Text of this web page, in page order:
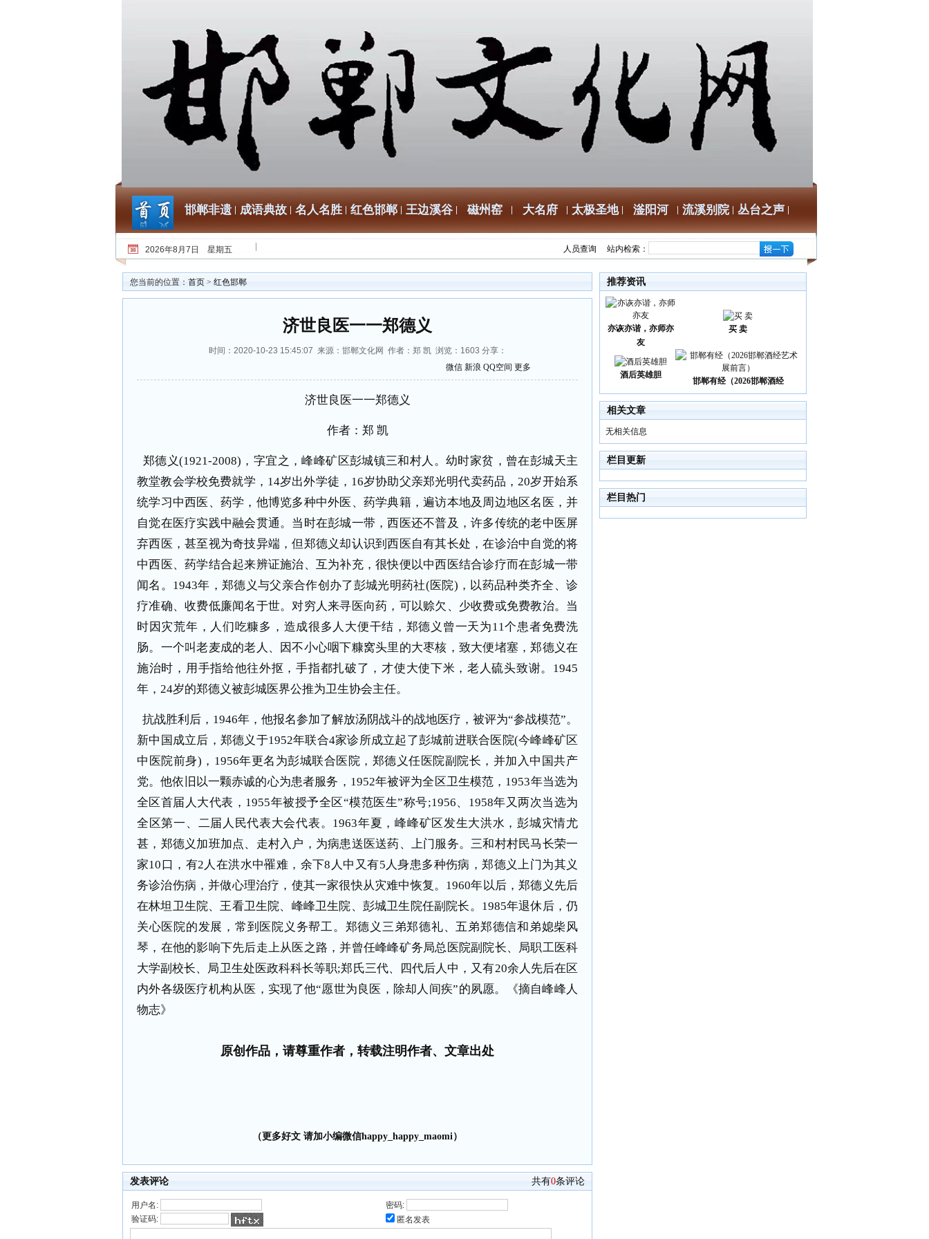
邯郸非遗 成语典故 名人名胜 红色邯郸 王边溪谷 磁州窑 大名府 太极圣地 滏阳河 流溪别院 丛台之声
2026年8月7日 星期五 人员查询 站内检索：
您当前的位置： 首页 > 红色邯郸
济世良医一一郑德义
时间：2020-10-23 15:45:07 来源：邯郸文化网 作者：郑 凯 浏览： 1603 分享：
微信 新浪 QQ空间 更多
济世良医一一郑德义
作者：郑 凯
郑德义(1921-2008)，字宜之，峰峰矿区彭城镇三和村人。幼时家贫，曾在彭城天主
教堂教会学校免费就学，14岁出外学徒，16岁协助父亲郑光明代卖药品，20岁开始系
统学习中西医、药学，他博览多种中外医、药学典籍，遍访本地及周边地区名医，并
自觉在医疗实践中融会贯通。当时在彭城一带，西医还不普及，许多传统的老中医屏
弃西医，甚至视为奇技异端，但郑德义却认识到西医自有其长处，在诊治中自觉的将
中西医、药学结合起来辨证施治、互为补充，很快便以中西医结合诊疗而在彭城一带
闻名。1943年，郑德义与父亲合作创办了彭城光明药社(医院)，以药品种类齐全、诊
疗准确、收费低廉闻名于世。对穷人来寻医向药，可以赊欠、少收费或免费教治。当
时因灾荒年，人们吃糠多，造成很多人大便干结，郑德义曾一天为11个患者免费洗
肠。一个叫老麦成的老人、因不小心咽下糠窝头里的大枣核，致大便堵塞，郑德义在
施治时，用手指给他往外抠，手指都扎破了，才使大使下米，老人硫头致谢。1945
年，24岁的郑德义被彭城医界公推为卫生协会主任。
抗战胜利后，1946年，他报名参加了解放汤阴战斗的战地医疗，被评为“参战模范”。
新中国成立后，郑德义于1952年联合4家诊所成立起了彭城前进联合医院(今峰峰矿区
中医院前身)，1956年更名为彭城联合医院，郑德义任医院副院长，并加入中国共产
党。他依旧以一颗赤诚的心为患者服务，1952年被评为全区卫生模范，1953年当选为
全区首届人大代表，1955年被授予全区“模范医生”称号;1956、1958年又两次当选为
全区第一、二届人民代表大会代表。1963年夏，峰峰矿区发生大洪水，彭城灾情尤
甚，郑德义加班加点、走村入户，为病患送医送药、上门服务。三和村村民马长荣一
家10口，有2人在洪水中罹难，余下8人中又有5人身患多种伤病，郑德义上门为其义
务诊治伤病，并做心理治疗，使其一家很快从灾难中恢复。1960年以后，郑德义先后
在林坦卫生院、王看卫生院、峰峰卫生院、彭城卫生院任副院长。1985年退休后，仍
关心医院的发展，常到医院义务帮工。郑德义三弟郑德礼、五弟郑德信和弟媳柴风
琴，在他的影响下先后走上从医之路，并曾任峰峰矿务局总医院副院长、局职工医科
大学副校长、局卫生处医政科科长等职;郑氏三代、四代后人中，又有20余人先后在区
内外各级医疗机构从医，实现了他“愿世为良医，除却人间疾”的夙愿。《摘自峰峰人
物志》
原创作品，请尊重作者，转载注明作者、文章出处
（更多好文 请加小编微信happy_happy_maomi）
发表评论 共有0条评论
用户名:
密码:
验证码:
匿名发表
推荐资讯
亦诙亦谐，亦师亦
友
买 卖
酒后英雄胆
邯郸有经（2026邯郸酒经
相关文章
无相关信息
栏目更新
栏目热门